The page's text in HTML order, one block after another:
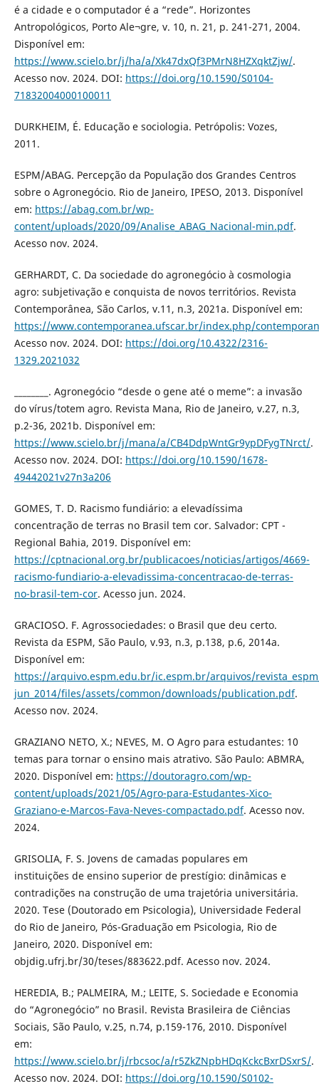
é a cidade e o computador é a “rede”. Horizontes
Antropológicos, Porto Ale¬gre, v. 10, n. 21, p. 241-271, 2004.
Disponível em:
https://www.scielo.br/j/ha/a/Xk47dxQf3PMrN8HZXqktZjw/.
Acesso nov. 2024. DOI: https://doi.org/10.1590/S0104-
71832004000100011
DURKHEIM, É. Educação e sociologia. Petrópolis: Vozes,
2011.
ESPM/ABAG. Percepção da População dos Grandes Centros
sobre o Agronegócio. Rio de Janeiro, IPESO, 2013. Disponível
em: https://abag.com.br/wp-
content/uploads/2020/09/Analise_ABAG_Nacional-min.pdf.
Acesso nov. 2024.
GERHARDT, C. Da sociedade do agronegócio à cosmologia
agro: subjetivação e conquista de novos territórios. Revista
Contemporânea, São Carlos, v.11, n.3, 2021a. Disponível em:
https://www.contemporanea.ufscar.br/index.php/
Acesso nov. 2024. DOI: https://doi.org/10.4322/2316-
1329.2021032
________. Agronegócio “desde o gene até o meme”: a invasão
do vírus/totem agro. Revista Mana, Rio de Janeiro, v.27, n.3,
p.2-36, 2021b. Disponível em:
https://www.scielo.br/j/mana/a/CB4DdpWntGr9ypDFygTNrct/.
Acesso nov. 2024. DOI: https://doi.org/10.1590/1678-
49442021v27n3a206
GOMES, T. D. Racismo fundiário: a elevadíssima
concentração de terras no Brasil tem cor. Salvador: CPT -
Regional Bahia, 2019. Disponível em:
https://cptnacional.org.br/publicacoes/noticias/artigos/4669-
racismo-fundiario-a-elevadissima-concentracao-de-terras-
no-brasil-tem-cor. Acesso jun. 2024.
GRACIOSO. F. Agrossociedades: o Brasil que deu certo.
Revista da ESPM, São Paulo, v.93, n.3, p.138, p.6, 2014a.
Disponível em:
https://arquivo.espm.edu.br/ic.espm.br/arquivos/
jun_2014/files/assets/common/downloads/publication.pdf.
Acesso nov. 2024.
GRAZIANO NETO, X.; NEVES, M. O Agro para estudantes: 10
temas para tornar o ensino mais atrativo. São Paulo: ABMRA,
2020. Disponível em: https://doutoragro.com/wp-
content/uploads/2021/05/Agro-para-Estudantes-Xico-
Graziano-e-Marcos-Fava-Neves-compactado.pdf. Acesso nov.
2024.
GRISOLIA, F. S. Jovens de camadas populares em
instituições de ensino superior de prestígio: dinâmicas e
contradições na construção de uma trajetória universitária.
2020. Tese (Doutorado em Psicologia), Universidade Federal
do Rio de Janeiro, Pós-Graduação em Psicologia, Rio de
Janeiro, 2020. Disponível em:
objdig.ufrj.br/30/teses/883622.pdf. Acesso nov. 2024.
HEREDIA, B.; PALMEIRA, M.; LEITE, S. Sociedade e Economia
do “Agronegócio” no Brasil. Revista Brasileira de Ciências
Sociais, São Paulo, v.25, n.74, p.159-176, 2010. Disponível
em:
https://www.scielo.br/j/rbcsoc/a/r5ZkZNpbHDqKckcBxrDSxrS/.
Acesso nov. 2024. DOI: https://doi.org/10.1590/S0102-